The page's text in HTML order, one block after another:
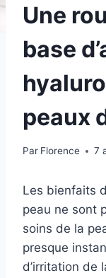
Une
base
peaux
Par Florence 7
Les bienfaits
peau ne sont
soins de la
presque
d’irritation de